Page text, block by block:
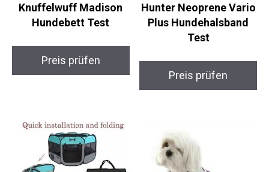
Knuffelwuff Madison
Hundebett Test
Preis prüfen
Hunter Neoprene Vario
Plus Hundehalsband
Test
Preis prüfen